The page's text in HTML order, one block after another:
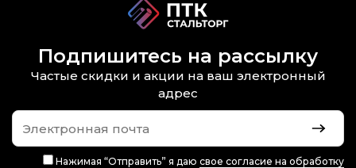
Подпишитесь на рассылку
Частые скидки и акции на ваш электронный
адрес
Нажимая “Отправить” я даю свое согласие на обработку